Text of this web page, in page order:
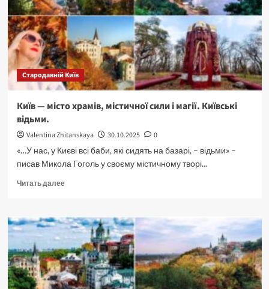
Стародавній Київ
Київ — місто храмів, містичної сили і магії. Київські
відьми.
Valentina Zhitanskaya 30.10.2025
0
«…У нас, у Києві всі баби, які сидять на базарі, – відьми» –
писав Микола Гоголь у своєму містичному творі...
Читать далееПрочитать
Київ
—
місто
храмів,
містичної
сили
і